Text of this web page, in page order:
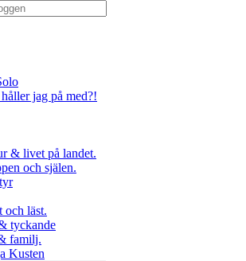
jag på med?!
& livet på landet.
och själen.
och läst.
tyckande
familj.
Kusten